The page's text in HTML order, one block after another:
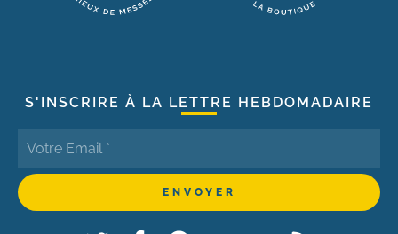
S'INSCRIRE À LA LETTRE HEBDOMADAIRE